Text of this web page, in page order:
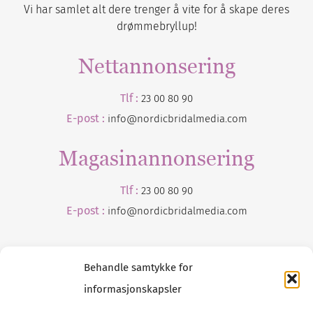
Behandle samtykke for
informasjonskapsler
Vi har samlet alt dere trenger å vite for å skape deres
drømmebryllup!
Nettannonsering
Tlf : 23 00 80 90
E-post : info@nordicbridalmedia.com
Magasinannonsering
Tlf : 23 00 80 90
E-post : info@nordicbridalmedia.com